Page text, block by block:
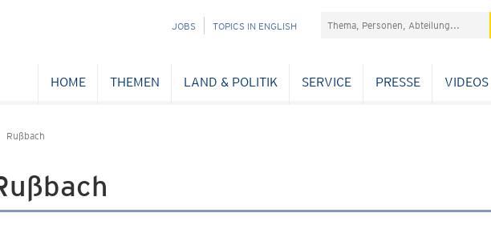
NAVIGATION
JOBS TOPICS IN ENGLISH Suchefeld
HOME THEMEN LAND & POLITIK SERVICE PRESSE VIDEOS
Rußbach